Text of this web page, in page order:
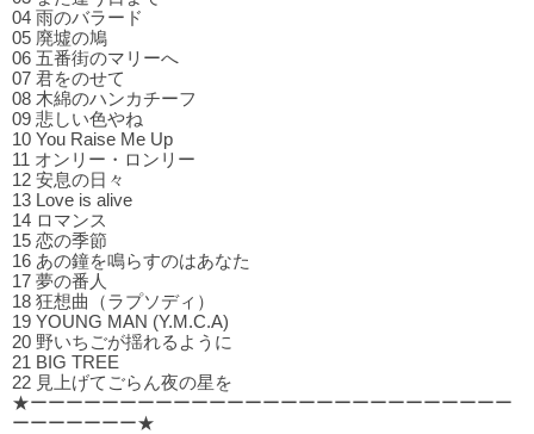
04 ⾬のバラード
05 廃墟の鳩
06 五番街のマリーへ
07 君をのせて
08 木綿のハンカチーフ
09 悲しい⾊やね
10 You Raise Me Up
11 オンリー・ロンリー
12 安息の⽇々
13 Love is alive
14 ロマンス
15 恋の季節
16 あの鐘を鳴らすのはあなた
17 夢の番⼈
18 狂想曲（ラプソディ）
19 YOUNG MAN (Y.M.C.A)
20 野いちごが揺れるように
21 BIG TREE
22 ⾒上げてごらん夜の星を
★ーーーーーーーーーーーーーーーーーーーーーーーーーーー
ーーーーーーー★